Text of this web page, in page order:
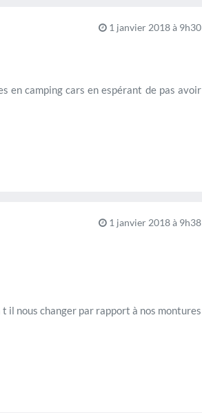
1 janvier 2018 à 9h30
en camping cars en espérant de pas avoir
1 janvier 2018 à 9h38
t il nous changer par rapport à nos montures